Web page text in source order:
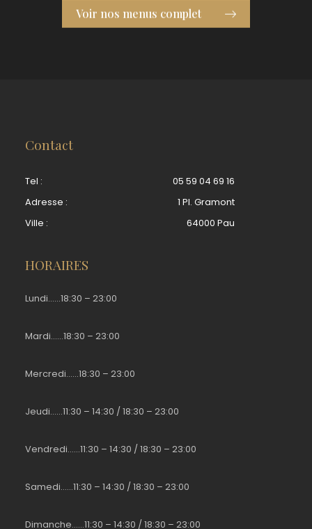
Voir nos menus complet
Contact
Tel :
05 59 04 69 16
Adresse :
1 Pl. Gramont
Ville :
64000 Pau
HORAIRES
Lundi……18:30 – 23:00
Mardi……18:30 – 23:00
Mercredi……18:30 – 23:00
Jeudi……11:30 – 14:30 / 18:30 – 23:00
Vendredi……11:30 – 14:30 / 18:30 – 23:00
Samedi……11:30 – 14:30 / 18:30 – 23:00
Dimanche……11:30 – 14:30 / 18:30 – 23:00